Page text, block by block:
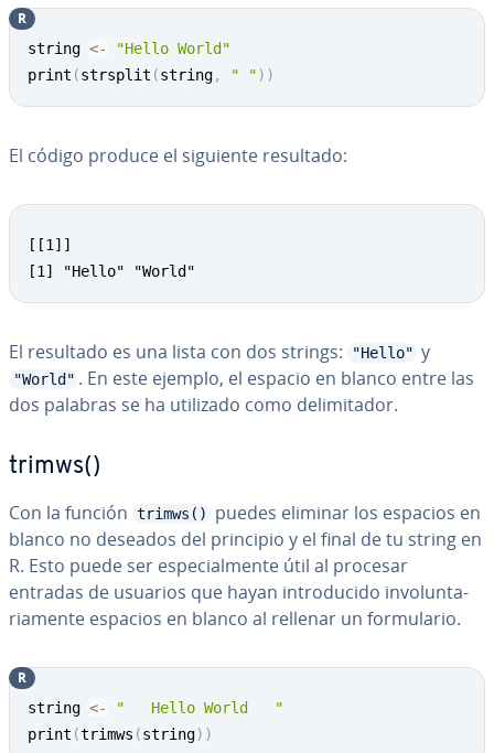
string <-
"Hello World"
print (strsplit (string, " ") )
R
El código produce el siguiente resultado:
[[1]]
[1] "Hello" "World"
El resultado es una lista con dos strings: "Hello" y
"World" . En este ejemplo, el espacio en blanco entre las
dos palabras se ha utilizado como de­li­mi­ta­dor.
trimws()
Con la función trimws()
puedes eliminar los espacios en
blanco no deseados del principio y el final de tu string en
R. Esto puede ser es­pe­cia­l­me­n­te útil al procesar
entradas de usuarios que hayan in­tro­du­ci­do in­vo­lu­n­ta­
ria­me­n­te espacios en blanco al rellenar un fo­r­mu­la­rio.
string <-
"   Hello World   "
print (trimws (string) )
R